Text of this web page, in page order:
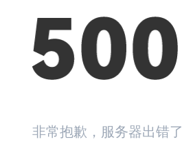
非常抱歉，服务器出错了